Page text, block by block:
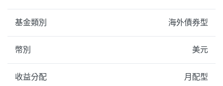
基金類別 海外債券型
幣別 美元
收益分配 月配型